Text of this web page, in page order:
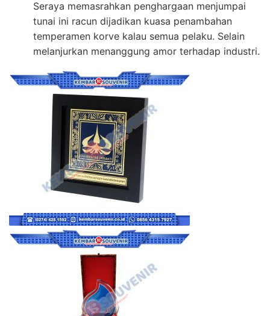
Seraya memasrahkan penghargaan menjumpai
tunai ini racun dijadikan kuasa penambahan
temperamen korve kalau semua pelaku. Selain
melanjurkan menanggung amor terhadap industri.